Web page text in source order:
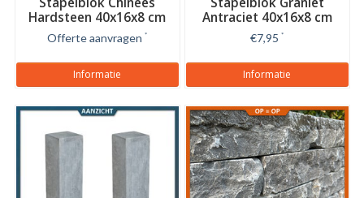
Hardsteen 40x16x8 cm
Offerte aanvragen *
Informatie
Antraciet 40x16x8 cm
€7,95 *
Informatie